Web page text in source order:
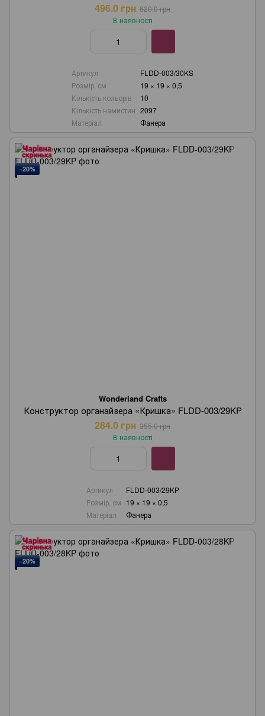
496.0 грн 620.0 грн
В наявності
Артикул
FLDD-003/30KS
Розмір, см
19 × 19 × 0,5
Кількість кольорів
10
Кількість намистин 2097
Матеріал
Фанера
−20%
Wonderland Crafts
Конструктор органайзера «Кришка» FLDD-003/29KP
284.0 грн 355.0 грн
В наявності
Артикул
FLDD-003/29KP
Розмір, см 19 × 19 × 0,5
Матеріал
Фанера
−20%